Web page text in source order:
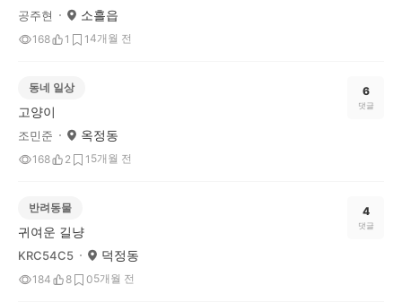
공주현 소흘읍
168 1 14개월 전
동네 일상
고양이
조민준 옥정동
168 2 1 5개월 전
6
댓글
반려동물
귀여운 길냥
KRC54C5 덕정동
184 8 05개월 전
4
댓글